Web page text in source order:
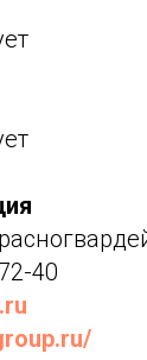
40